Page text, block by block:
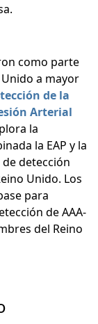
como parte
a mayor
de la
Arterial
la
la EAP y la
detección
Unido. Los
para
de AAA-
del Reino